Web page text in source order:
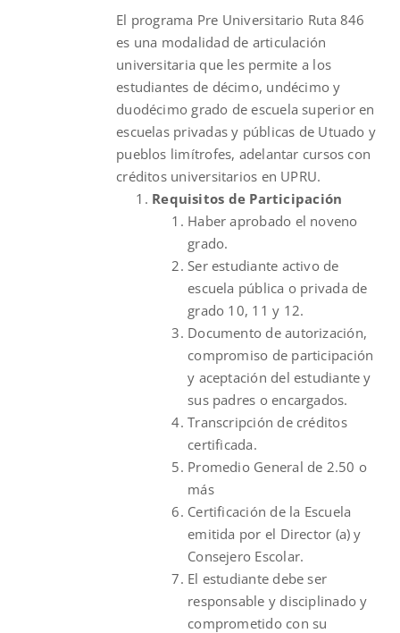
$631.00. $400.00.
El programa Pre Universitario Ruta 846
es una modalidad de articulación
universitaria que les permite a los
estudiantes de décimo, undécimo y
duodécimo grado de escuela superior en
escuelas privadas y públicas de Utuado y
pueblos limítrofes, adelantar cursos con
créditos universitarios en UPRU.
Requisitos de Participación
Haber aprobado el noveno
grado.
Ser estudiante activo de
escuela pública o privada de
grado 10, 11 y 12.
Documento de autorización,
compromiso de participación
y aceptación del estudiante y
sus padres o encargados.
Transcripción de créditos
certificada.
Promedio General de 2.50 o
más
Certificación de la Escuela
emitida por el Director (a) y
Consejero Escolar.
El estudiante debe ser
responsable y disciplinado y
comprometido con su